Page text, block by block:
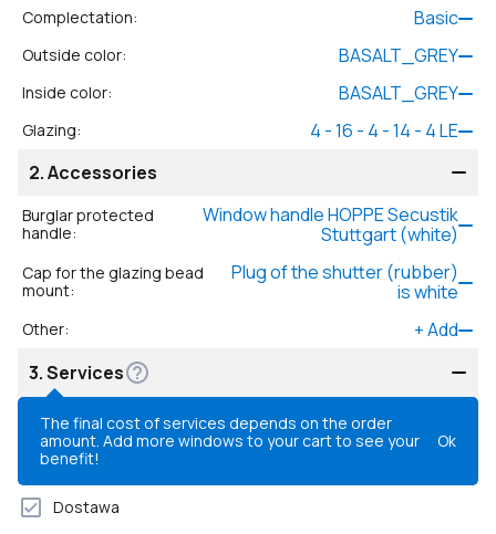
Complectation: Basic
Outside color: BASALT_GREY
Inside color: BASALT_GREY
Glazing:
4 - 16 - 4 - 14 - 4 LE
2.Accessories
Burglar protected
handle:
Window handle HOPPE Secustik
Stuttgart (white)
Cap for the glazing bead
mount:
Plug of the shutter (rubber)
is white
Other: +Add
3.Services
The final cost of services depends on the order
amount. Add more windows to your cart to see your
benefit!
Ok
Dostawa